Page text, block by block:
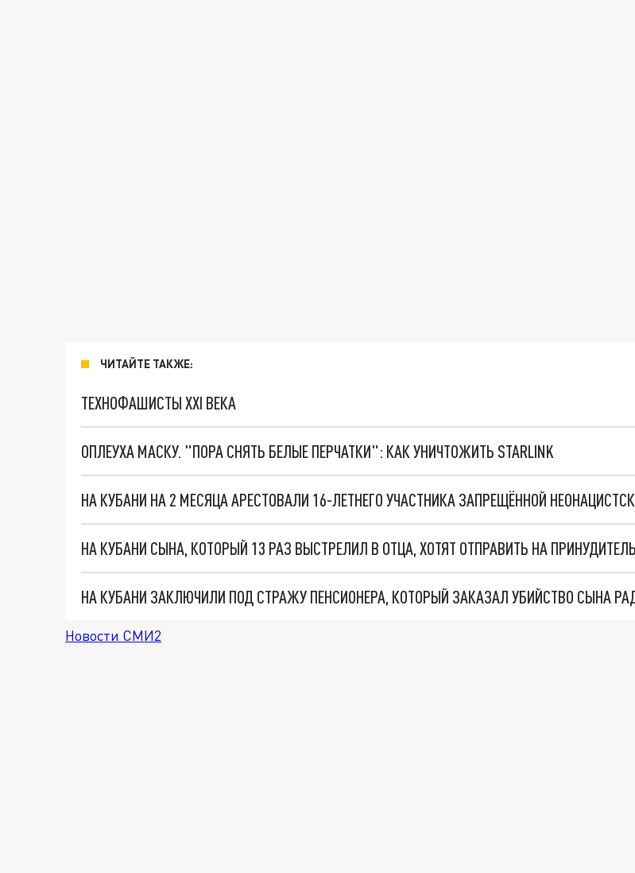
ЧИТАЙТЕ ТАКЖЕ:
ТЕХНОФАШИСТЫ XXI ВЕКА
ОПЛЕУХА МАСКУ. "ПОРА СНЯТЬ БЕЛЫЕ ПЕРЧАТКИ": КАК УНИЧТОЖИТЬ STARLINK
Новости СМИ2